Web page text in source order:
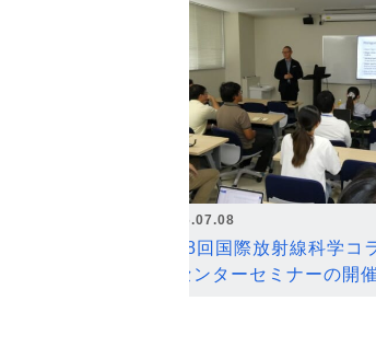
2026.07.08
第18回国際放射線科学コ
ンセンターセミナーの開催